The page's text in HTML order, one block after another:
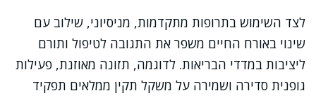
לצד השימוש בתרופות מתקדמות, מניסיוני, שילוב עם
שינוי באורח החיים משפר את התגובה לטיפול ותורם
ליציבות במדדי הבריאות. לדוגמה, תזונה מאוזנת, פעילות
גופנית סדירה ושמירה על משקל תקין ממלאים תפקיד